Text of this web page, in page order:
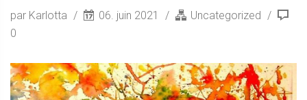
par Karlotta 06. juin 2021
Uncategorized
0